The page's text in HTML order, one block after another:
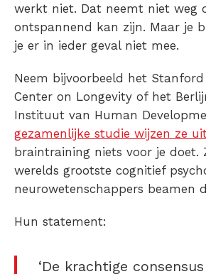
werkt niet. Dat neemt niet weg
ontspannend kan zijn. Maar je
je er in ieder geval niet mee.
Neem bijvoorbeeld het
Center on Longevity of het
Instituut van Human
gezamenlijke studie wijzen ze
braintraining niets voor je doet.
werelds grootste cognitief
neurowetenschappers beamen
Hun statement:
‘De krachtige